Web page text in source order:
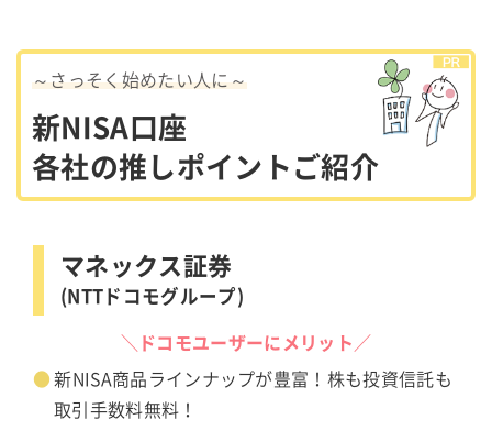
～さっそく始めたい人に～
新NISA口座
各社の推しポイントご紹介
マネックス証券
(NTTドコモグループ)
＼ドコモユーザーにメリット／
新NISA商品ラインナップが豊富！株も投資信託も
取引手数料無料！